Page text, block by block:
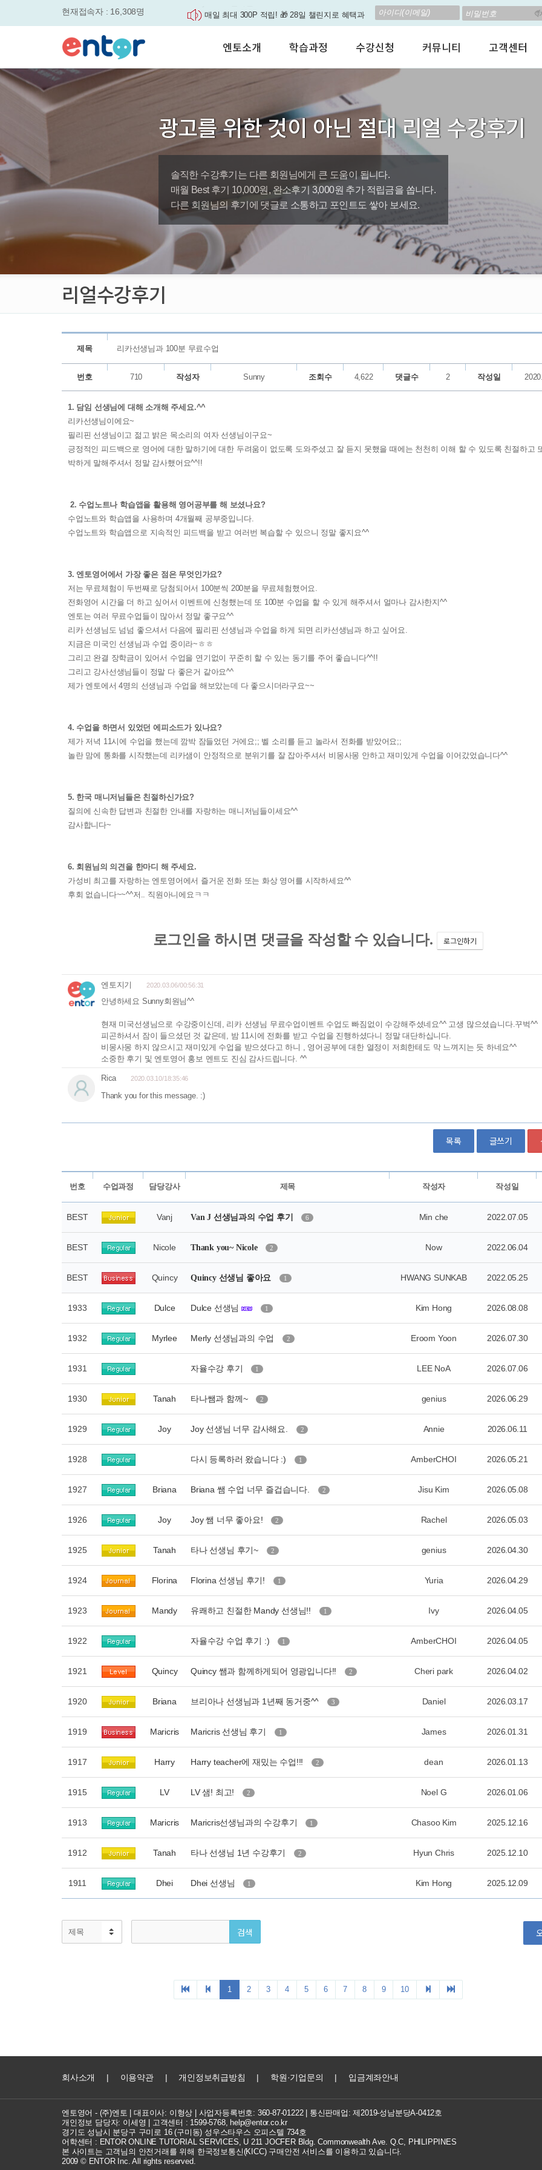
현재접속자 : 16,308명
매일 최대 300P 적립! 🎁 28일 챌린지로 혜택과
실력을 동시에 잡으세요
영자신문이 개인 맞춤형 뉴스로 놀랍게 개편 되
엔토영어 학습앱 '지원이'가 회원님의 개인비서
로 다시 태어났습니다.
🎉 세상에 단 하나뿐인 나의 첫 영문 저서 무료,
'Story Me' 오픈이벤트
학습도우미 G1
서비스안내
회사소개
성인영어회화
비즈니스영어
인터뷰영어
수업교재안내
수강료안내
자율수강신청
AI 수강신청
그룹수업신청
AI뉴스룸
멤버쉽 안내
엔토소개 학습과정 수강신청 커뮤니티 고객센터
광고를 위한 것이 아닌 절대 리얼 수강후기
솔직한 수강후기는 다른 회원님에게 큰 도움이 됩니다.
매월 Best 후기 10,000원, 완소후기 3,000원 추가 적립금을 쏩니다.
다른 회원님의 후기에 댓글로 소통하고 포인트도 쌓아 보세요.
리얼수강후기
제목 리카선생님과 100분 무료수업
번호 710 작성자 Sunny 조회수 4,622 댓글수 2 작성일
1. 담임 선생님에 대해 소개해 주세요.^^
리카선생님이에요~
필리핀 선생님이고 젊고 밝은 목소리의 여자 선생님이구요~
긍정적인 피드백으로 영어에 대한 말하기에 대한 두려움이 없도록 도와주셨고 잘 듣지 못했을 때에는 천천히 이해 할 수 있도록 친절하고
박하게 말해주셔서 정말 감사했어요^^!!
2. 수업노트나 학습앱을 활용해 영어공부를 해 보셨나요?
수업노트와 학습앱을 사용하며 4개월째 공부중입니다.
수업노트와 학습앱으로 지속적인 피드백을 받고 여러번 복습할 수 있으니 정말 좋지요^^
3. 엔토영어에서 가장 좋은 점은 무엇인가요?
저는 무료체험이 두번째로 당첨되어서 100분씩 200분을 무료체험했어요.
전화영어 시간을 더 하고 싶어서 이벤트에 신청했는데 또 100분 수업을 할 수 있게 해주셔서 얼마나 감사한지^^
엔토는 여러 무료수업들이 많아서 정말 좋구요^^
리카 선생님도 넘넘 좋으셔서 다음에 필리핀 선생님과 수업을 하게 되면 리카선생님과 하고 싶어요.
지금은 미국인 선생님과 수업 중이라~ㅎㅎ
그리고 완결 장학금이 있어서 수업을 연기없이 꾸준히 할 수 있는 동기를 주어 좋습니다^^!!
그리고 강사선생님들이 정말 다 좋은거 같아요^^
제가 엔토에서 4명의 선생님과 수업을 해보았는데 다 좋으시더라구요~~
4. 수업을 하면서 있었던 에피소드가 있나요?
제가 저녁 11시에 수업을 했는데 깜박 잠들었던 거에요;; 벨 소리를 듣고 놀라서 전화를 받았어요;;
놀란 맘에 통화를 시작했는데 리카샘이 안정적으로 분위기를 잘 잡아주셔서 비몽사몽 안하고 재미있게 수업을 이어갔었습니다^^
5. 한국 매니저님들은 친절하신가요?
질의에 신속한 답변과 친절한 안내를 자랑하는 매니저님들이세요^^
감사합니다~
6. 회원님의 의견을 한마디 해 주세요.
가성비 최고를 자랑하는 엔토영어에서 즐거운 전화 또는 화상 영어를 시작하세요^^
후회 없습니다~~^^저.. 직원아니에요ㅋㅋ
목록 글쓰기
회사소개 | 이용약관 | 개인정보취급방침 | 학원·기업문의 | 입금계좌안내
엔토영어 - (주)엔토 | 대표이사: 이형상 | 사업자등록번호: 360-87-01222| 통신판매업: 제2019-성남분당A-0412호
개인정보 담당자: 이세영 | 고객센터 : 1599-5768, help@entor.co.kr
경기도 성남시 분당구 구미로 16 (구미동) 성우스타우스 오피스텔 734호
어학센터 : ENTOR ONLINE TUTORIAL SERVICES, U 211 JOCFER Bldg. Commonwealth Ave. Q.C, PHILIPPINES
본 사이트는 고객님의 안전거래를 위해 한국정보통신(KICC) 구매안전 서비스를 이용하고 있습니다.
2009 © ENTOR Inc. All rights reserved.